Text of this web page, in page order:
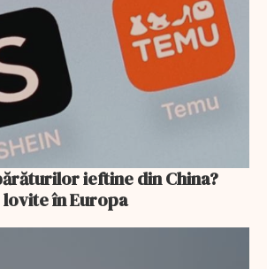
ieftine din China?
lovite în Europa